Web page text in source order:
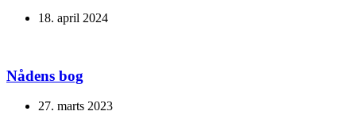
18. april 2024
Nådens bog
27. marts 2023